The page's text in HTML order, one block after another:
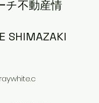
チ不動産情
SHIMAZAKI